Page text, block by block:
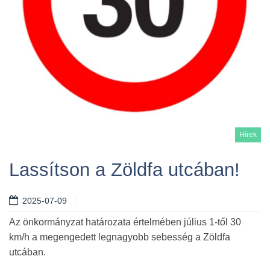
Hírek
Lassítson a Zöldfa utcában!
2025-07-09
Az önkormányzat határozata értelmében július 1-től 30
km/h a megengedett legnagyobb sebesség a Zöldfa
utcában.